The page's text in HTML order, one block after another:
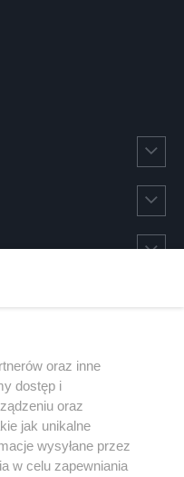
oraz inne
dostęp i
oraz
jak unikalne
wysyłane przez
w celu zapewniania